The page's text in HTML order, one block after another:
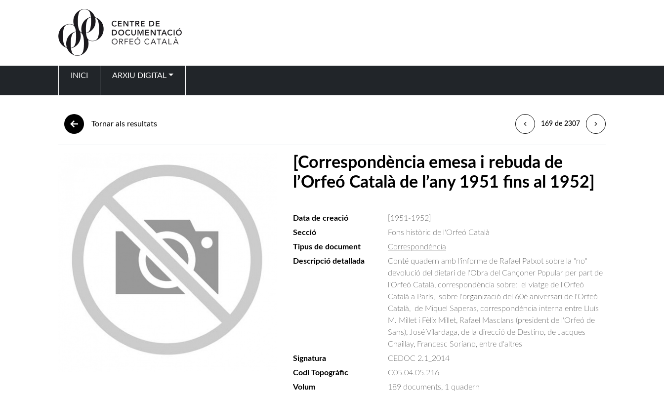
INICI ARXIU DIGITAL
Tornar als resultats 169 de 2307
[Correspondència emesa i rebuda de
l’Orfeó Català de l’any 1951 fins al 1952]
Data de creació
[1951-1952]
Secció
Fons històric de l'Orfeó Català
Tipus de document
Correspondència
Descripció detallada
Conté quadern amb l'informe de Rafael Patxot sobre la "no"
devolució del dietari de l'Obra del Cançoner Popular per part de
l'Orfeó Català, correspondència sobre:  el viatge de l'Orfeó
Català a París,  sobre l'organizació del 60è aniversari de l'Orfeò
Català,  de Miquel Saperas, correspondència interna entre Lluís
M. Millet i Fèlix Millet, Rafael Masclans (president de l'Orfeó de
Sans), José Vilardaga, de la direcció de Destino, de Jacques
Chaillay, Francesc Soriano, entre d'altres
Signatura
CEDOC 2.1_2014
Codi Topogràfic
C05.04.05.216
Volum
189 documents, 1 quadern